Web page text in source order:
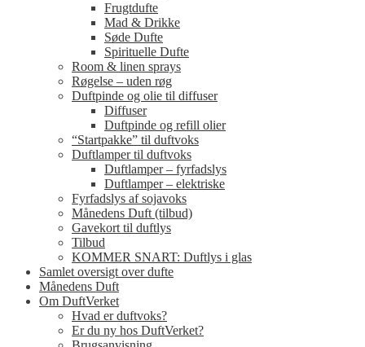
Frugtdufte
Mad & Drikke
Søde Dufte
Spirituelle Dufte
Room & linen sprays
Røgelse – uden røg
Duftpinde og olie til diffuser
Diffuser
Duftpinde og refill olier
“Startpakke” til duftvoks
Duftlamper til duftvoks
Duftlamper – fyrfadslys
Duftlamper – elektriske
Fyrfadslys af sojavoks
Månedens Duft (tilbud)
Gavekort til duftlys
Tilbud
KOMMER SNART: Duftlys i glas
Samlet oversigt over dufte
Månedens Duft
Om DuftVerket
Hvad er duftvoks?
Er du ny hos DuftVerket?